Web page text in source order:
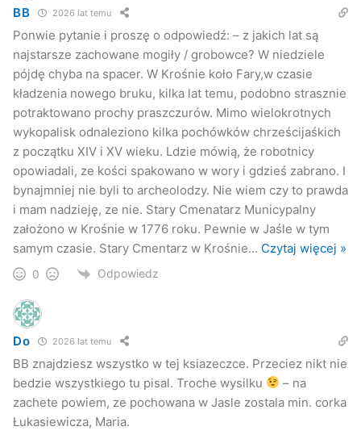
BB 2026 lat temu
Ponwie pytanie i proszę o odpowiedź: – z jakich lat są
najstarsze zachowane mogiły / grobowce? W niedziele
pójdę chyba na spacer. W Krośnie koło Fary,w czasie
kładzenia nowego bruku, kilka lat temu, podobno strasznie
potraktowano prochy praszczurów. Mimo wielokrotnych
wykopalisk odnaleziono kilka pochówków chrześcijaśkich
z początku XIV i XV wieku. Ldzie mówią, że robotnicy
opowiadali, ze kości spakowano w wory i gdzieś zabrano. I
bynajmniej nie byli to archeolodzy. Nie wiem czy to prawda
i mam nadzieję, ze nie. Stary Cmenatarz Municypalny
założono w Krośnie w 1776 roku. Pewnie w Jaśle w tym
samym czasie. Stary Cmentarz w Krośnie… Czytaj więcej »
0 Odpowiedz
Do 2026 lat temu
BB znajdziesz wszystko w tej ksiazeczce. Przeciez nikt nie
bedzie wszystkiego tu pisal. Troche wysilku
– na
zachete powiem, ze pochowana w Jasle zostala min. corka
Łukasiewicza, Maria.